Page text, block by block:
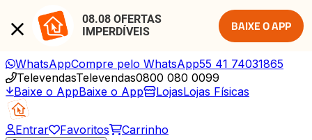
08.08 OFERTAS
IMPERDÍVEIS
BAIXE O APP
WhatsAppCompre pelo WhatsApp55 41 74031865
TelevendasTelevendas0800 080 0099
Baixe o AppBaixe o App LojasLojas Físicas
Entrar Favoritos Carrinho